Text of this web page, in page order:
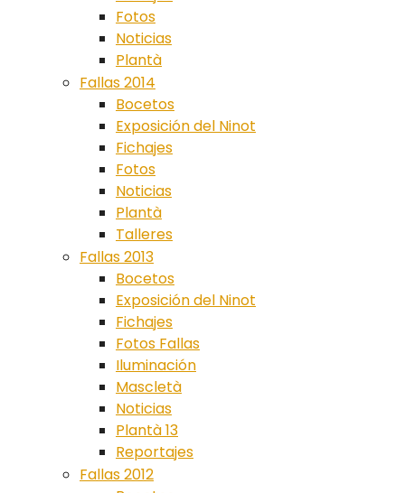
Fotos
Noticias
Plantà
Fallas 2014
Bocetos
Exposición del Ninot
Fichajes
Fotos
Noticias
Plantà
Talleres
Fallas 2013
Bocetos
Exposición del Ninot
Fichajes
Fotos Fallas
Iluminación
Mascletà
Noticias
Plantà 13
Reportajes
Fallas 2012